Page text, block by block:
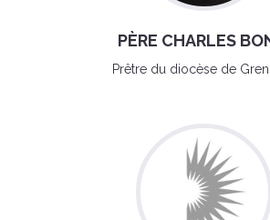
PÈRE CHARLES
Prêtre du diocèse de